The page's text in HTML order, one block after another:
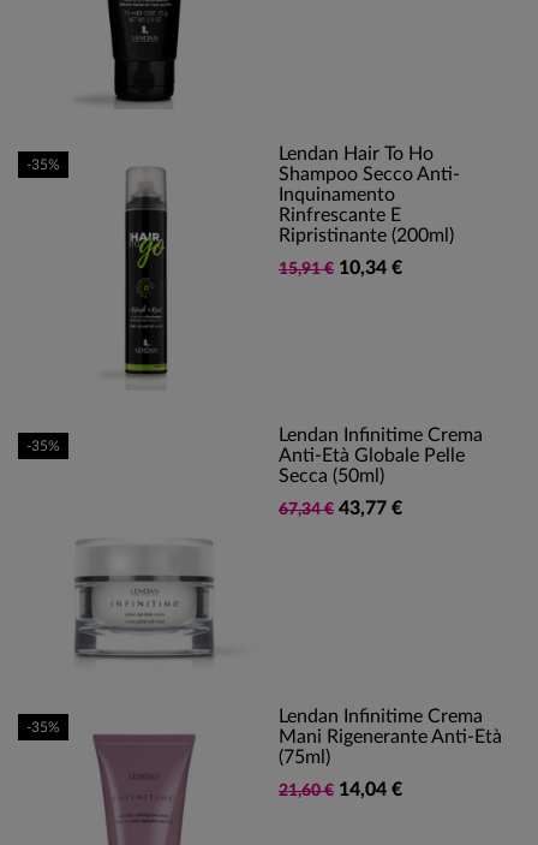
Lendan Hair To Ho
Shampoo Secco Anti-
Inquinamento
Rinfrescante E
Ripristinante (200ml)
15,91 € 10,34 €
-35%
Lendan Infinitime Crema
Anti-Età Globale Pelle
Secca (50ml)
67,34 € 43,77 €
-35%
Lendan Infinitime Crema
Mani Rigenerante Anti-Età
(75ml)
21,60 € 14,04 €
-35%